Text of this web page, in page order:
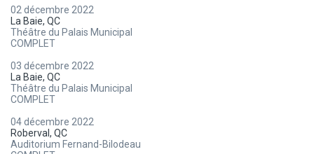
02 décembre 2022
La Baie, QC
Théâtre du Palais Municipal
COMPLET
03 décembre 2022
La Baie, QC
Théâtre du Palais Municipal
COMPLET
04 décembre 2022
Roberval, QC
Auditorium Fernand-Bilodeau